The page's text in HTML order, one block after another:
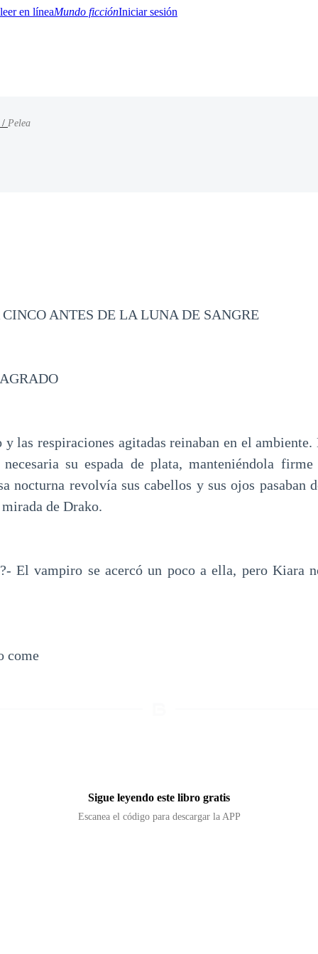
Mundo ficciónIniciar sesión
/ Pelea
ANTES DE LA LUNA DE SANGRE
las respiraciones agitadas reinaban en el ambiente.
su espada de plata, manteniéndola firme
nocturna revolvía sus cabellos y sus ojos pasaban
de Drako.
El vampiro se acercó un poco a ella, pero Kiara
come
Sigue leyendo este libro gratis
Escanea el código para descargar la APP